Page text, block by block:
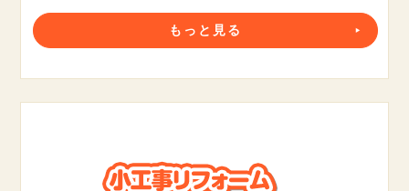
もっと見る